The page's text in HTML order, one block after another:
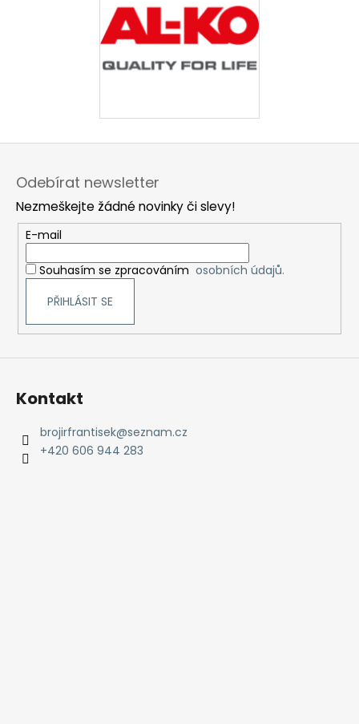
Odebírat newsletter
Nezmeškejte žádné novinky či slevy!
E-mail
Souhasím se zpracováním osobních údajů.
PŘIHLÁSIT SE
Kontakt
brojirfrantisek@seznam.cz
+420 606 944 283